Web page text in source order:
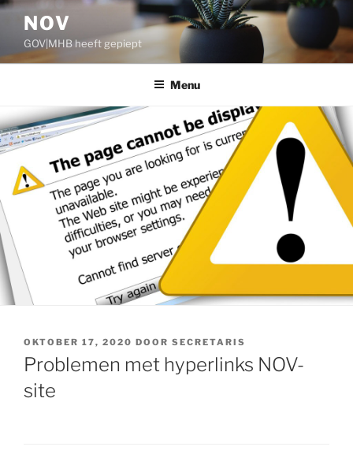
Ga
inhoud
NOV
GOV|MHB heeft gepiept
Menu
GEPLAATST
OP
OKTOBER 17, 2020 DOOR SECRETARIS
Problemen met hyperlinks NOV-
site